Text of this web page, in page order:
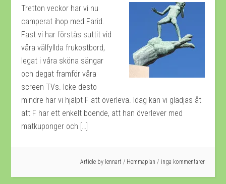
Tretton veckor har vi nu
camperat ihop med Farid.
Fast vi har förstås suttit vid
våra välfyllda frukostbord,
legat i våra sköna sängar
och degat framför våra
screen TVs. Icke desto
mindre har vi hjälpt F att överleva. Idag kan vi glädjas åt
att F har ett enkelt boende, att han överlever med
matkuponger och […]
Article by lennart / Hemmaplan inga kommentarer